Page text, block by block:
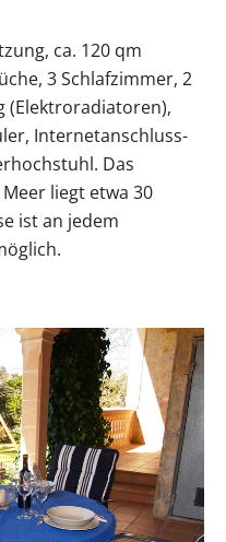
ca. 120 qm
3 Schlafzimmer, 2
(Elektroradiatoren),
Internetanschluss-
Das
liegt etwa 30
ist an jedem